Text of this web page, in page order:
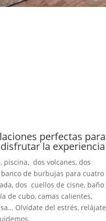
perfectas para
la experiencia
piscina, dos volcanes, dos
de burbujas para cuatro
dos cuellos de cisne, baño
de cubo, camas calientes,
Olvídate del estrés, relájate